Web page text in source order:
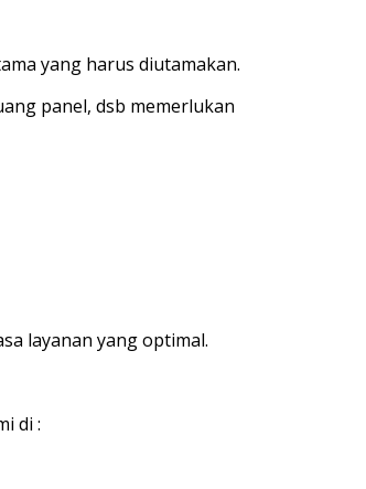
yang harus diutamakan.
panel, dsb memerlukan
layanan yang optimal.
di :